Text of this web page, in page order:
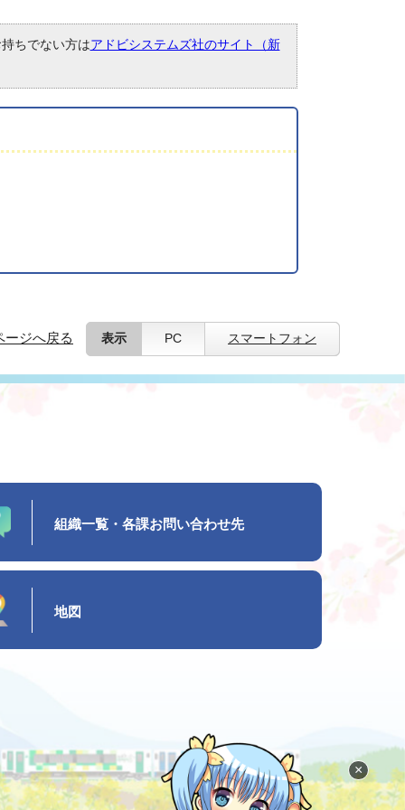
ちでない方はアドビシステムズ社のサイト（新
ージへ戻る 表示 PC スマートフォン
×
組織一覧・各課お問い合わせ先
地図